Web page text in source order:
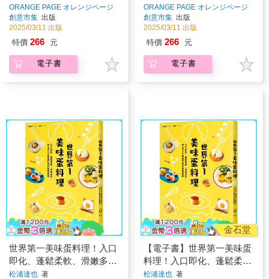
ORANGE PAGE オレンジページ
著
創意市集 出版
2025/03/11 出版
特價 266 元
電子書
驟，22位人氣料理家的日常
好食
ORANGE PAGE オレンジページ
著
創意市集 出版
2025/03/11 出版
特價 266 元
電子書
世界第一美味蛋料理！入口
即化、蓬鬆柔軟、滑嫩多
汁，用8000顆蛋打出的最強
松浦達也 著
金石堂
【電子書】世界第一美味蛋
料理！入口即化、蓬鬆柔
軟、滑嫩多汁，用8000顆蛋
松浦達也 著